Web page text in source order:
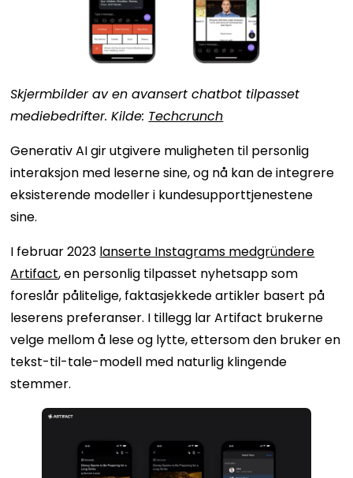
Skjermbilder av en avansert chatbot tilpasset
mediebedrifter. Kilde: Techcrunch
Generativ AI gir utgivere muligheten til personlig
interaksjon med leserne sine, og nå kan de integrere
eksisterende modeller i kundesupporttjenestene
sine.
I februar 2023 lanserte Instagrams medgründere
Artifact, en personlig tilpasset nyhetsapp som
foreslår pålitelige, faktasjekkede artikler basert på
leserens preferanser. I tillegg lar Artifact brukerne
velge mellom å lese og lytte, ettersom den bruker en
tekst-til-tale-modell med naturlig klingende
stemmer.